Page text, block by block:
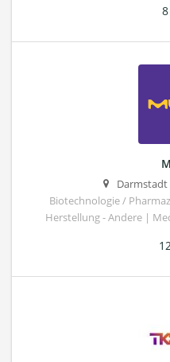
Darmstadt
Biotechnologie /
Herstellung - Andere |